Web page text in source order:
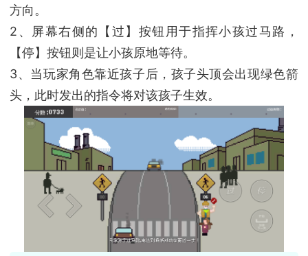
方向。
2、屏幕右侧的【过】按钮用于指挥小孩过马路，
【停】按钮则是让小孩原地等待。
3、当玩家角色靠近孩子后，孩子头顶会出现绿色箭
头，此时发出的指令将对该孩子生效。